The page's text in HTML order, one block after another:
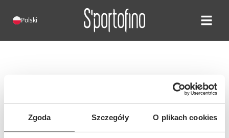
Zgoda Szczegóły O plikach cookies
Polski Open
Niestety, taka strona nie istnieje.
Możliwe, że adres tej strony się
zmienił lub wpisano nieprawidłowy